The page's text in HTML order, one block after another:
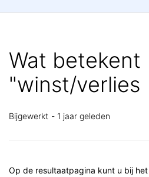
Wat betekent
"winst/verlies
Bijgewerkt 1 jaar geleden
Op de resultaatpagina kunt u bij